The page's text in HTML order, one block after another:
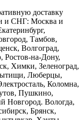
доставку
и СНГ: Москва и
Тамбов,
Волгоград,
Ростов-на-Дону,
Химки, Зеленоград,
Люберцы,
Коломна,
Пушкино,
Новгород. Вологда,
Брянск,